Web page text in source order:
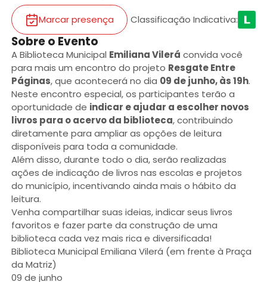
Marcar presença Classificação Indicativa:
Sobre o Evento
A Biblioteca Municipal Emiliana Vilerá convida você
para mais um encontro do projeto Resgate Entre
Páginas, que acontecerá no dia 09 de junho, às 19h.
Neste encontro especial, os participantes terão a
oportunidade de indicar e ajudar a escolher novos
livros para o acervo da biblioteca, contribuindo
diretamente para ampliar as opções de leitura
disponíveis para toda a comunidade.
Além disso, durante todo o dia, serão realizadas
ações de indicação de livros nas escolas e projetos
do município, incentivando ainda mais o hábito da
leitura.
Venha compartilhar suas ideias, indicar seus livros
favoritos e fazer parte da construção de uma
biblioteca cada vez mais rica e diversificada!
Biblioteca Municipal Emiliana Vilerá (em frente à Praça
da Matriz)
09 de junho